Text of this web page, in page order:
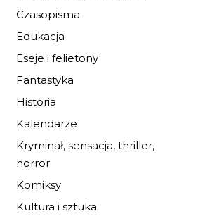
Czasopisma
Edukacja
Eseje i felietony
Fantastyka
Historia
Kalendarze
Kryminał, sensacja, thriller,
horror
Komiksy
Kultura i sztuka